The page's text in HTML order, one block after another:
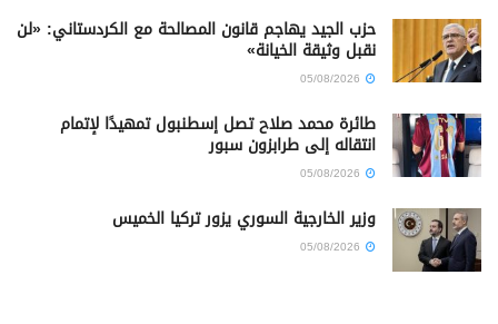
حزب الجيد يهاجم قانون المصالحة مع الكردستاني: «لن
نقبل وثيقة الخيانة»
طائرة محمد صلاح تصل إسطنبول تمهيدًا لإتمام
انتقاله إلى طرابزون سبور
وزير الخارجية السوري يزور تركيا الخميس